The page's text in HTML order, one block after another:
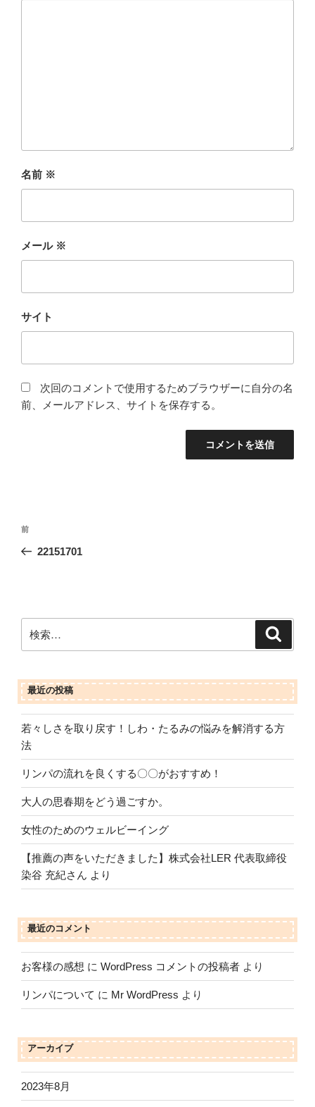
名前 ※
メール ※
サイト
次回のコメントで使用するためブラウザーに自分の名
前、メールアドレス、サイトを保存する。
投
ナ
ー
シ
ン
前
の
前
22151701
索:
最近の投稿
若々しさを取り戻す！しわ・たるみの悩みを解消する方
法
リンパの流れを良くする〇〇がおすすめ！
大人の思春期をどう過ごすか。
女性のためのウェルビーイング
【推薦の声をいただきました】株式会社LER 代表取締役
染谷 充紀さん より
最近のコメント
お客様の感想 に WordPress コメントの投稿者 より
リンパについて に Mr WordPress より
アーカイブ
2023年8月